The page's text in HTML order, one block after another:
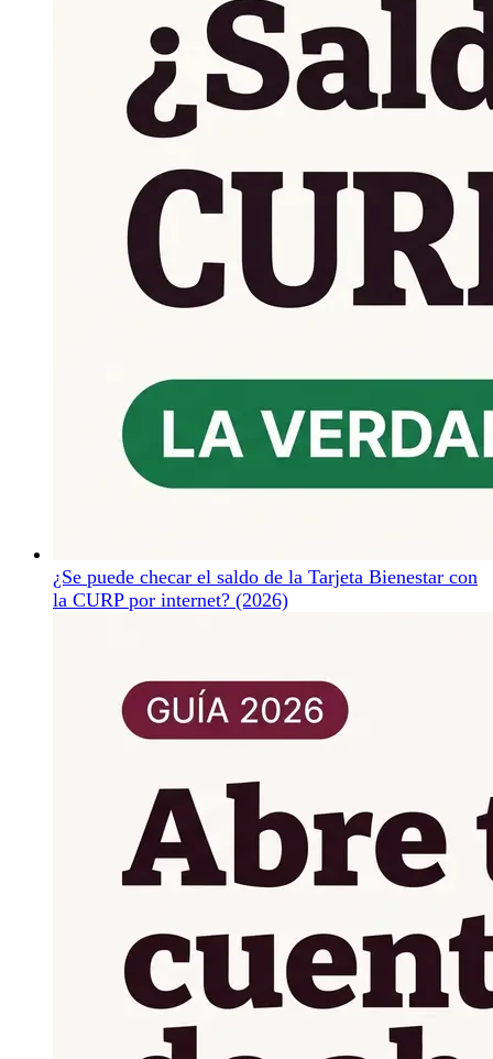
¿Se puede checar el saldo de la Tarjeta Bienestar con
la CURP por internet? (2026)